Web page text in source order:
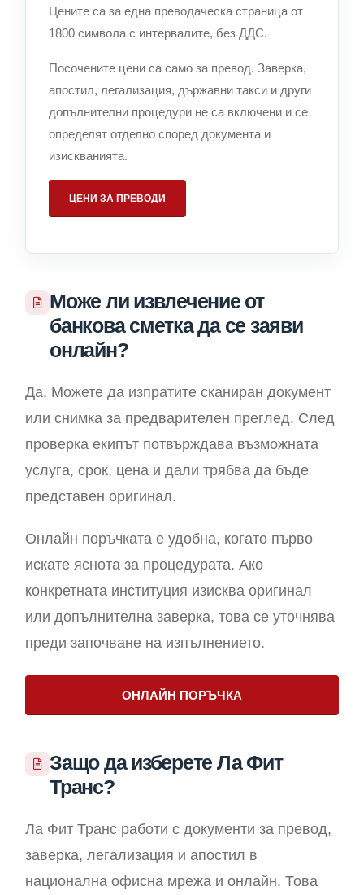
Цените са за една преводаческа страница от
1800 символа с интервалите, без ДДС.
Посочените цени са само за превод. Заверка,
апостил, легализация, държавни такси и други
допълнителни процедури не са включени и се
определят отделно според документа и
изискванията.
ЦЕНИ ЗА ПРЕВОДИ
Може ли извлечение от
банкова сметка да се заяви
онлайн?
Да. Можете да изпратите сканиран документ
или снимка за предварителен преглед. След
проверка екипът потвърждава възможната
услуга, срок, цена и дали трябва да бъде
представен оригинал.
Онлайн поръчката е удобна, когато първо
искате яснота за процедурата. Ако
конкретната институция изисква оригинал
или допълнителна заверка, това се уточнява
преди започване на изпълнението.
ОНЛАЙН ПОРЪЧКА
Защо да изберете Ла Фит
Транс?
Ла Фит Транс работи с документи за превод,
заверка, легализация и апостил в
национална офисна мрежа и онлайн. Това